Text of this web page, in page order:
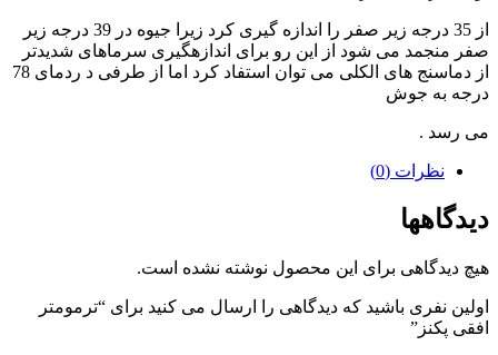
از 35 درجه زیر صفر را اندازه گیری کرد زیرا جیوه در 39 درجه زیر
صفر منجمد می شود از این رو برای اندازهگیری سرماهای شدیدتر
از دماسنج های الکلی می توان استفاد کرد اما از طرفی د ردمای 78
درجه به جوش
می رسد .
نظرات (0)
دیدگاهها
هیچ دیدگاهی برای این محصول نوشته نشده است.
اولین نفری باشید که دیدگاهی را ارسال می کنید برای “ترمومتر
افقی پکنز”